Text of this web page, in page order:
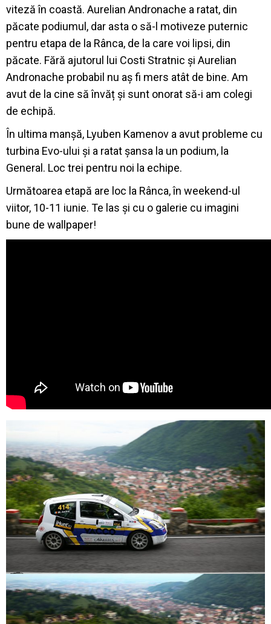
viteză în coastă. Aurelian Andronache a ratat, din
păcate podiumul, dar asta o să-l motiveze puternic
pentru etapa de la Rânca, de la care voi lipsi, din
păcate. Fără ajutorul lui Costi Stratnic și Aurelian
Andronache probabil nu aș fi mers atât de bine. Am
avut de la cine să învăț și sunt onorat să-i am colegi
de echipă.
În ultima manșă, Lyuben Kamenov a avut probleme cu
turbina Evo-ului și a ratat șansa la un podium, la
General. Loc trei pentru noi la echipe.
Următoarea etapă are loc la Rânca, în weekend-ul
viitor, 10-11 iunie. Te las și cu o galerie cu imagini
bune de wallpaper!